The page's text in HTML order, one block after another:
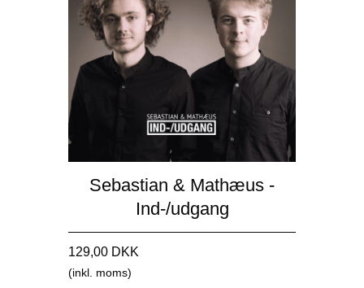
Sebastian & Mathæus -
Ind-/udgang
129,00 DKK
(inkl. moms)